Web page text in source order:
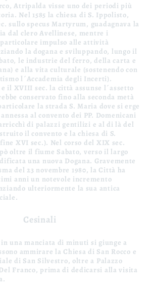
Atripalda visse uno dei periodi più
Nel 1585 la chiesa di S. Ippolisto,
sullo specus Martyrum, guadagnava la
dal clero Avellinese, mentre i
particolare impulso alle attività
la dogana e sviluppando, lungo il
le industrie del ferro, della carta e
e alla vita culturale (sostenendo con
l´Accademia degli Incerti).
il XVIII sec. la città assunse l´assetto
conservato fino alla seconda metà
la strada S. Maria dove si erge
al convento dei PP. Domenicani
di palazzi gentilizi e al di là del
il convento e la chiesa di S.
XVI sec.). Nel corso del XIX sec.
oltre il fiume Sabato, verso il largo
una nuova Dogana. Gravemente
del 23 novembre 1980, la Città ha
anni un notevole incremento
ulteriormente la sua antica
Cesinali
una manciata di minuti si giunge a
ammirare la Chiesa di San Rocco e
di San Silvestro, oltre a Palazzo
Franco, prima di dedicarsi alla visita